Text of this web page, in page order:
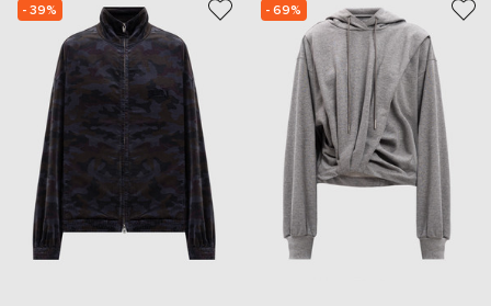
- 39% - 69%